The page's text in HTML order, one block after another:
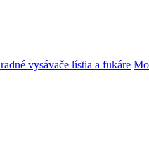
vysávače lístia a fukáre